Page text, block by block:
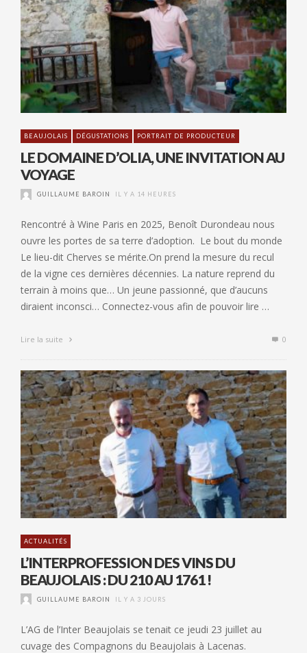
BEAUJOLAIS DÉGUSTATIONS PORTRAIT DE PRODUCTEUR
LE DOMAINE D’OLIA, UNE INVITATION AU
VOYAGE
GUILLAUME BAROIN IL Y A 14 HEURES
Rencontré à Wine Paris en 2025, Benoît Durondeau nous
ouvre les portes de sa terre d’adoption. Le bout du monde
Le lieu-dit Cherves se mérite.On prend la mesure du recul
de la vigne ces dernières décennies. La nature reprend du
terrain à moins que… Un jeune passionné, que d’aucuns
diraient inconsci… Connectez-vous afin de pouvoir lire …
Lire la suite 0
ACTUALITÉS
L’INTERPROFESSION DES VINS DU
BEAUJOLAIS : DU 210 AU 1761 !
GUILLAUME BAROIN IL Y A 3 JOURS
L’AG de l’Inter Beaujolais se tenait ce jeudi 23 juillet au
cuvage des Compagnons du Beaujolais à Lacenas.